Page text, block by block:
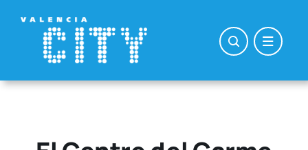
contenido